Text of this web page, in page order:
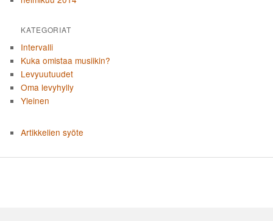
KATEGORIAT
Intervalli
Kuka omistaa musiikin?
Levyuutuudet
Oma levyhylly
Yleinen
Artikkelien syöte